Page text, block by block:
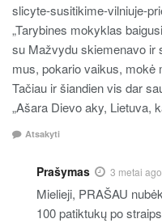
slicyte-susitikime-vilniuje-
„Tarybines mokyklas
su Mažvydu skiemenavo ir
mus, pokario vaikus, mokė
Tačiau ir šiandien vis dar
„Ašara Dievo aky, Lietuva,
Atsakyti
Prašymas 3 metai ago
Mielieji, PRAŠAU
100 patiktukų po